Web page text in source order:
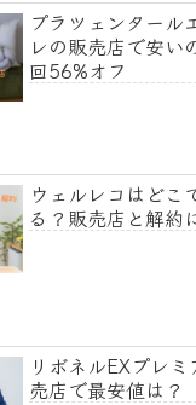
プラツェンタール
レの販売店で安い
回56%オフ
ウェルレコはどこ
る？販売店と解約
リボネルEXプレ
売店で最安値は？